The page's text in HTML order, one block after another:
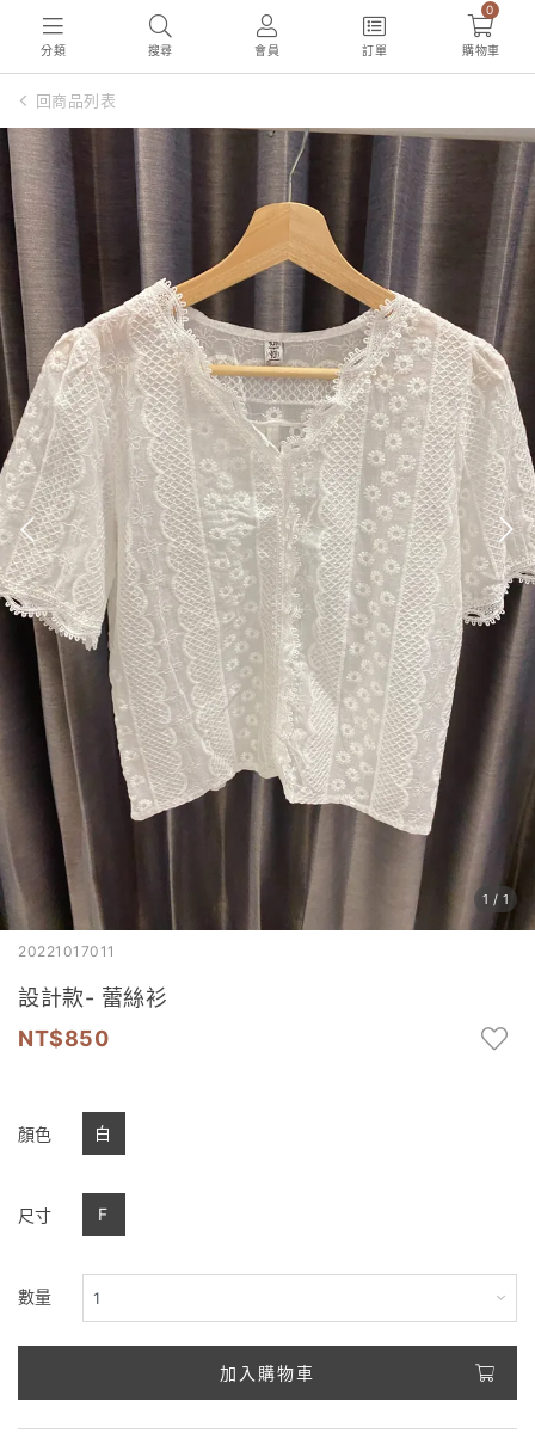
分類 搜尋 會員 訂單
0
購物車
回商品列表
1 / 1
20221017011
設計款- 蕾絲衫
850
顏色 白
尺寸 F
數量
加入購物車